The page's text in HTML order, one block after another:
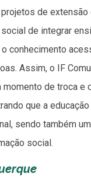
de extensão
de integrar
conhecimento
Assim, o IF
de troca e
que a
sendo também
social.